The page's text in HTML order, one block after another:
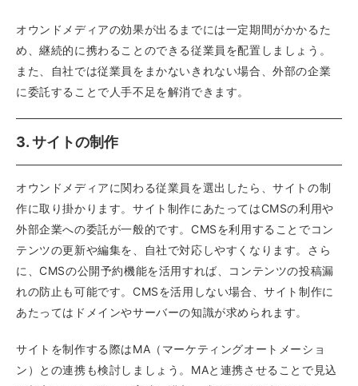
オウンドメディアの効果が出るまでには一定期間がかかるた
め、継続的に携わることのできる従業員を配置しましょう。
また、自社では従業員をまかないきれない場合、外部の企業
に委託することで人手不足を解消できます。
3. サイトの制作
オウンドメディアに関わる従業員を選出したら、サイトの制
作に取り掛かります。サイト制作にあたってはCMSの利用や
外部企業への委託が一般的です。CMSを利用することでコン
テンツの更新や編集を、自社で対応しやすくなります。さら
に、CMSの公開予約機能を活用すれば、コンテンツの投稿漏
れの防止も可能です。CMSを活用しない場合、サイト制作に
あたってはドメインやサーバーの知識が求められます。
サイトを制作する際はMA（マーケティングオートメーショ
ン）との連携も検討しましょう。MAと連携させることで見込